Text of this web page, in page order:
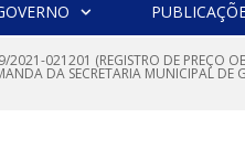
2021-021201 (REGISTRO DE PREÇO
DA SECRETARIA MUNICIPAL